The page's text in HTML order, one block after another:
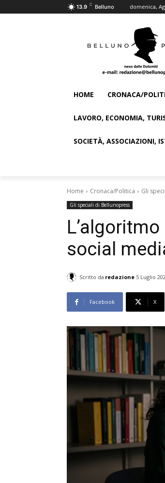
13.9 C Belluno domenica,
HOME CRONACA/
LAVORO, ECONOMIA,
SOCIETÀ, ASSOCIAZIONI,
Home Cronaca/Politica Gli
Gli speciali di Bellunopress
social
Scritto da redazione 5 Luglio
Facebook X